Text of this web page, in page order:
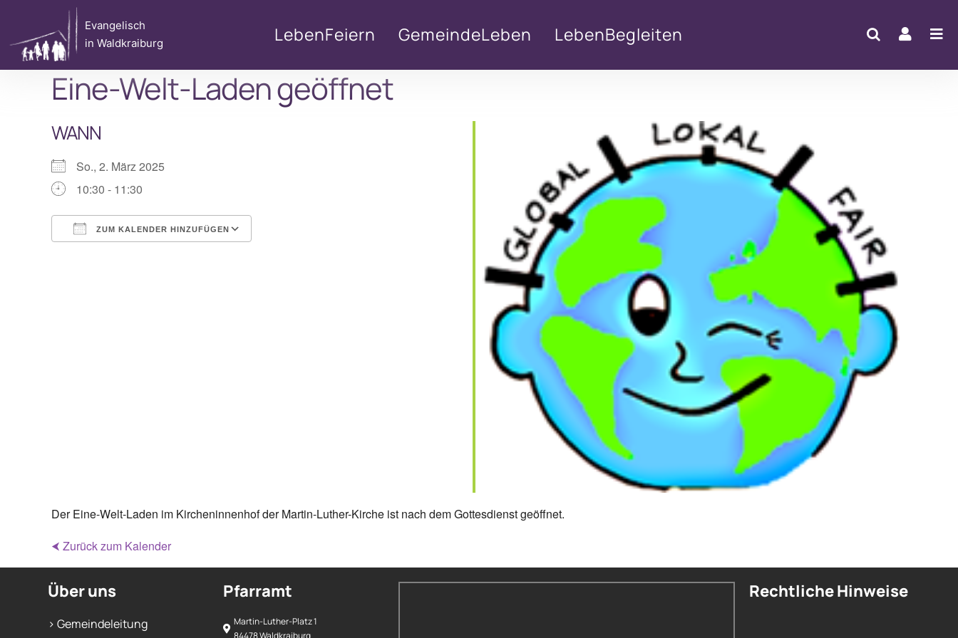
springen
Evangelisch
in Waldkraiburg
LebenFeiern GemeindeLeben LebenBegleiten
Eine-Welt-Laden geöffnet
WANN
So., 2. März 2025
10:30 - 11:30
ZUM KALENDER HINZUFÜGEN
iCalendar Office 365 Outlook Live
Der Eine-Welt-Laden im Kircheninnenhof der Martin-Luther-Kirche ist nach dem Gottesdienst geöffnet.
⮜ Zurück zum Kalender
Über uns
> Gemeindeleitung
Pfarramt
Martin-Luther-Platz 1
84478 Waldkraiburg
Rechtliche Hinweise